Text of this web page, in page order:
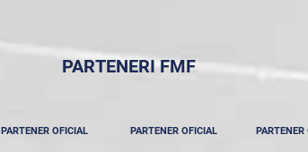
PARTENERI FMF
PARTENER OFICIAL PARTENER OFICIAL PARTENER